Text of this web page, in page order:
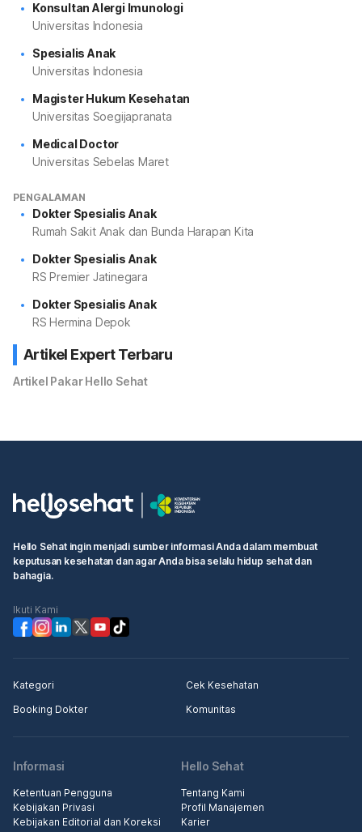
Konsultan Alergi Imunologi
Universitas Indonesia
Spesialis Anak
Universitas Indonesia
Magister Hukum Kesehatan
Universitas Soegijapranata
Medical Doctor
Universitas Sebelas Maret
PENGALAMAN
Dokter Spesialis Anak
Rumah Sakit Anak dan Bunda Harapan Kita
Dokter Spesialis Anak
RS Premier Jatinegara
Dokter Spesialis Anak
RS Hermina Depok
Artikel Expert Terbaru
Artikel Pakar Hello Sehat
Hello Sehat ingin menjadi sumber informasi Anda dalam membuat
keputusan kesehatan dan agar Anda bisa selalu hidup sehat dan
bahagia.
Ikuti Kami
Kategori
Cek Kesehatan
Booking Dokter
Komunitas
Informasi
Ketentuan Pengguna
Kebijakan Privasi
Kebijakan Editorial dan Koreksi
Hello Sehat
Tentang Kami
Profil Manajemen
Karier